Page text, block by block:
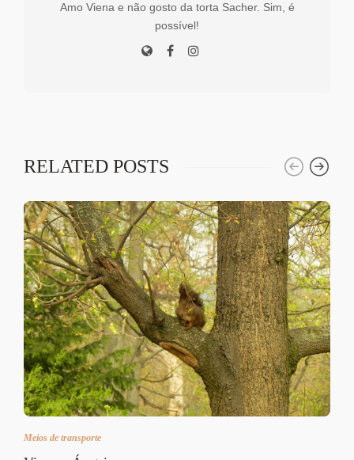
Amo Viena e não gosto da torta Sacher. Sim, é
possível!
RELATED POSTS
Meios de transporte